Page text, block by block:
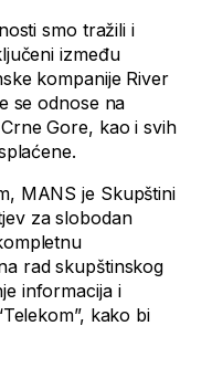
smo tražili i
između
kompanije River
se odnose na
Gore, kao i svih
MANS je Skupštini
za slobodan
rad skupštinskog
informacija i
kako bi